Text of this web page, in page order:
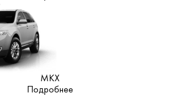
MKX
Подробнее